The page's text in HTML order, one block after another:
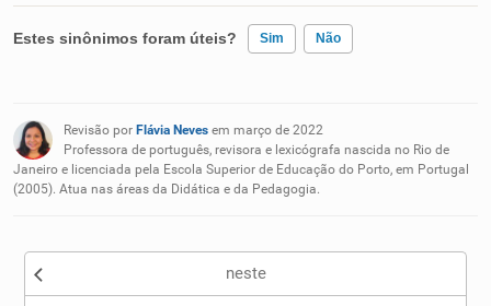
Estes sinônimos foram úteis? Sim Não
Nenhum dos sinônimos apresentados me ajudou
Outro
Revisão por Flávia Neves em março de 2022
Professora de português, revisora e lexicógrafa nascida no Rio de
Janeiro e licenciada pela Escola Superior de Educação do Porto, em Portugal
(2005). Atua nas áreas da Didática e da Pedagogia.
neste